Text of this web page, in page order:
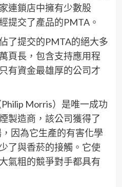
連鎖店中擁有少數股
提交了產品的PMTA。
了提交的PMTA的絕大多
頁長，包含支持應用程
有資金最雄厚的公司才
Morris）是唯一成功
製造商，該公司獲得了
因為它生產的有害化學
了與香菸的接觸。它使
氣粗的競爭對手都具有